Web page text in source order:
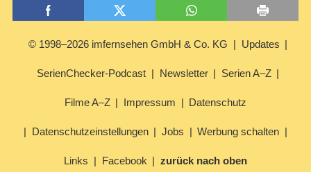
© 1998–2026 imfernsehen GmbH & Co. KG Updates
SerienChecker-Podcast Newsletter Serien A–Z
Filme A–Z Impressum Datenschutz
Datenschutzeinstellungen Jobs Werbung schalten
Links Facebook zurück nach oben